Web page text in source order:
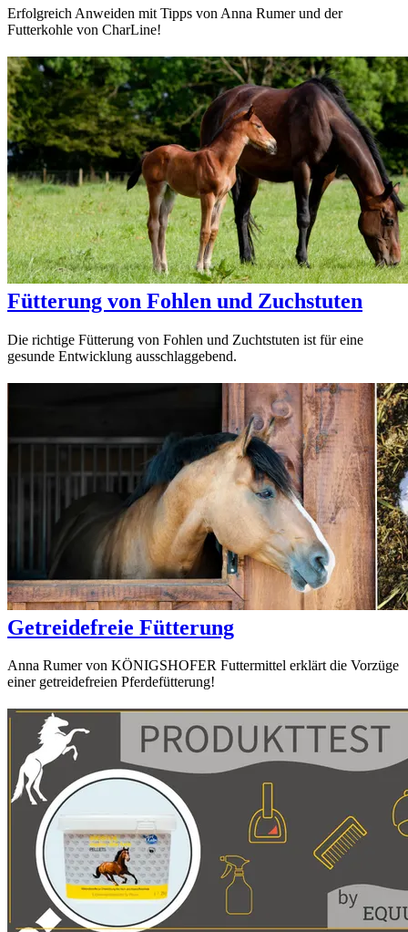
Erfolgreich Anweiden mit Tipps von Anna Rumer und der
Futterkohle von CharLine!
Fütterung von Fohlen und Zuchstuten
Die richtige Fütterung von Fohlen und Zuchtstuten ist für eine
gesunde Entwicklung ausschlaggebend.
Getreidefreie Fütterung
Anna Rumer von KÖNIGSHOFER Futtermittel erklärt die Vorzüge
einer getreidefreien Pferdefütterung!